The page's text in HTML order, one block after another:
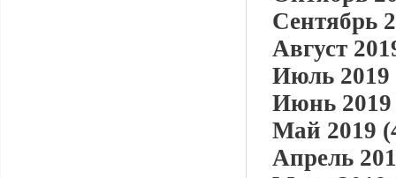
Сентябрь
Август
Июль 2019
Июнь 2019
Май 2019
Апрель